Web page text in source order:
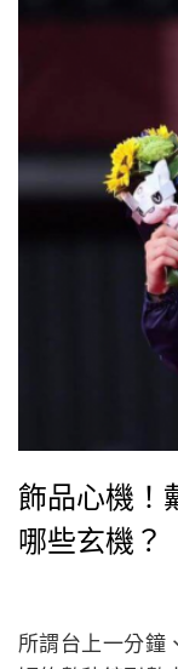
飾品心機！
哪些玄機？
所謂台上一分鐘